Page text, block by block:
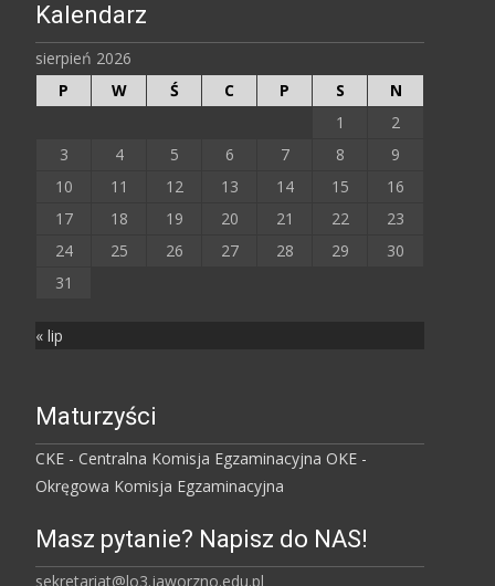
Kalendarz
sierpień 2026
P
W Ś C P S
N
1
2
3
4 5 6 7 8
9
10
11 12 13 14 15
16
17
18 19 20 21 22
23
24
25 26 27 28 29
30
31
« lip
Maturzyści
CKE - Centralna Komisja Egzaminacyjna OKE -
Okręgowa Komisja Egzaminacyjna
Masz pytanie? Napisz do NAS!
sekretariat@lo3.jaworzno.edu.pl